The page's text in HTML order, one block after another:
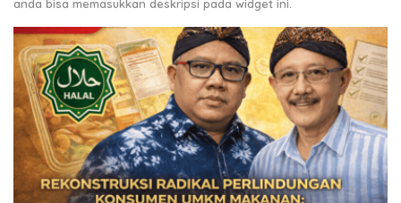
anda bisa memasukkan deskripsi pada widget ini.